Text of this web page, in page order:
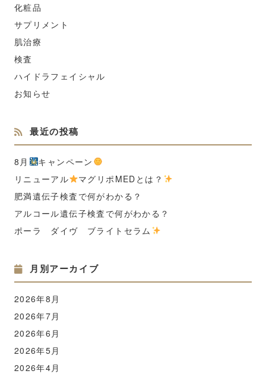
化粧品
サプリメント
肌治療
検査
ハイドラフェイシャル
お知らせ
最近の投稿
8月
キャンペーン
リニューアル
マグリポMEDとは？
肥満遺伝子検査で何がわかる？
アルコール遺伝子検査で何がわかる？
ポーラ ダイヴ ブライトセラム
月別アーカイブ
2026年8月
2026年7月
2026年6月
2026年5月
2026年4月